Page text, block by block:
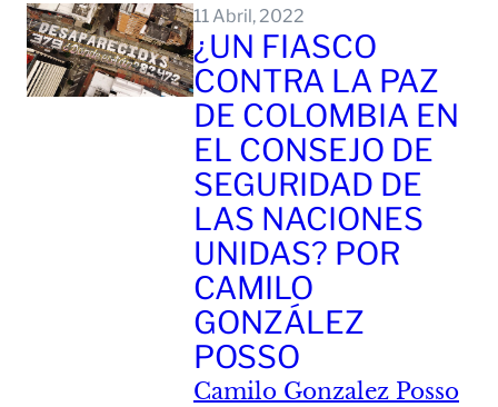
11 Abril, 2022
¿UN FIASCO
CONTRA LA PAZ
DE COLOMBIA EN
EL CONSEJO DE
SEGURIDAD DE
LAS NACIONES
UNIDAS? POR
CAMILO
GONZÁLEZ
POSSO
Camilo Gonzalez Posso